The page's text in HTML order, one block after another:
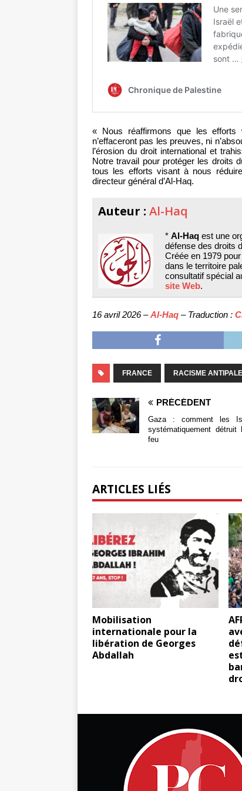
« Nous réaffirmons que les
n’effaceront pas les preuves, ni
l’érosion du droit international et
Notre travail pour protéger les droits
tous les efforts visant à nous
directeur général d’Al-Haq.
Auteur : Al-Haq
* Al-Haq est une
défense des droits
Créée en 1979
dans le territoire
consultatif spécial
site Web.
16 avril 2026 –Al-Haq – Traduction :
FRANCE RACISME
PRÉCÉDENT
Gaza : comment les
systématiquement détruit
feu
ARTICLES LIÉS
Mobilisation
internationale pour la
libération de Georges
Abdallah